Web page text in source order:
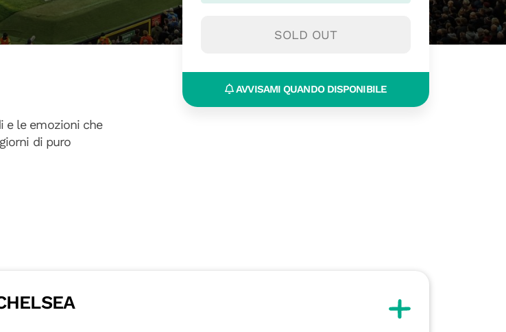
e le emozioni che
di puro
SOLD OUT
AVVISAMI QUANDO DISPONIBILE